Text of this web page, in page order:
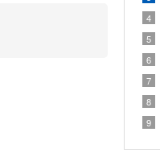
4
5
6
7
8
9